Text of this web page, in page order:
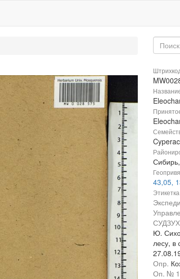
43,05,
Этикетка
Ю.
лесу, в
Опр.
Оп. №